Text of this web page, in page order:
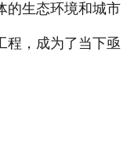
的生态环境和城市
程，成为了当下亟